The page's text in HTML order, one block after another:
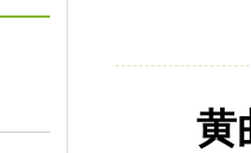
黄